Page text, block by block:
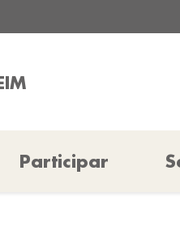
Participar